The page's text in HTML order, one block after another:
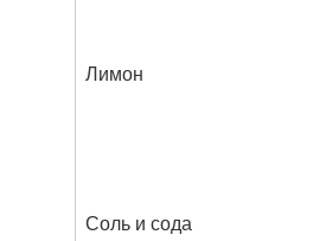
Лимон
Соль и сода